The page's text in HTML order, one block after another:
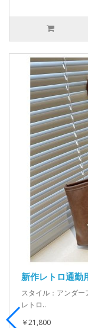
新作レトロ通
スタイル：アンダー
レトロ..
￥21,800